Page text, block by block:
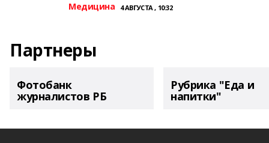
Медицина 4 АВГУСТА , 10:32
Партнеры
Фотобанк
журналистов РБ
Рубрика "Еда и
напитки"